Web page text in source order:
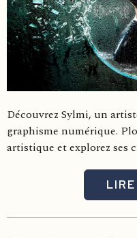
Découvrez Sylmi, un
graphisme numérique.
artistique et explorez ses